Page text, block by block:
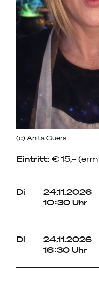
(c) Anita Guers
Eintritt: € 15,–
Di
24.11.2026
10:30 Uhr
Di
24.11.2026
16:30 Uhr